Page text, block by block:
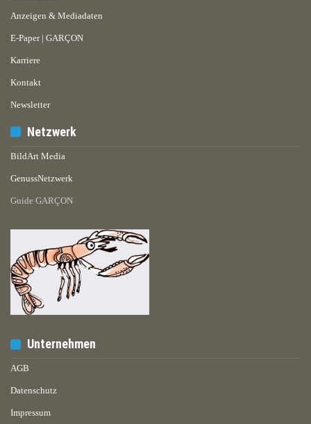
Anzeigen & Mediadaten
E-Paper | GARÇON
Karriere
Kontakt
Newsletter
Netzwerk
BildArt Media
GenussNetzwerk
Guide GARÇON
Unternehmen
AGB
Datenschutz
Impressum